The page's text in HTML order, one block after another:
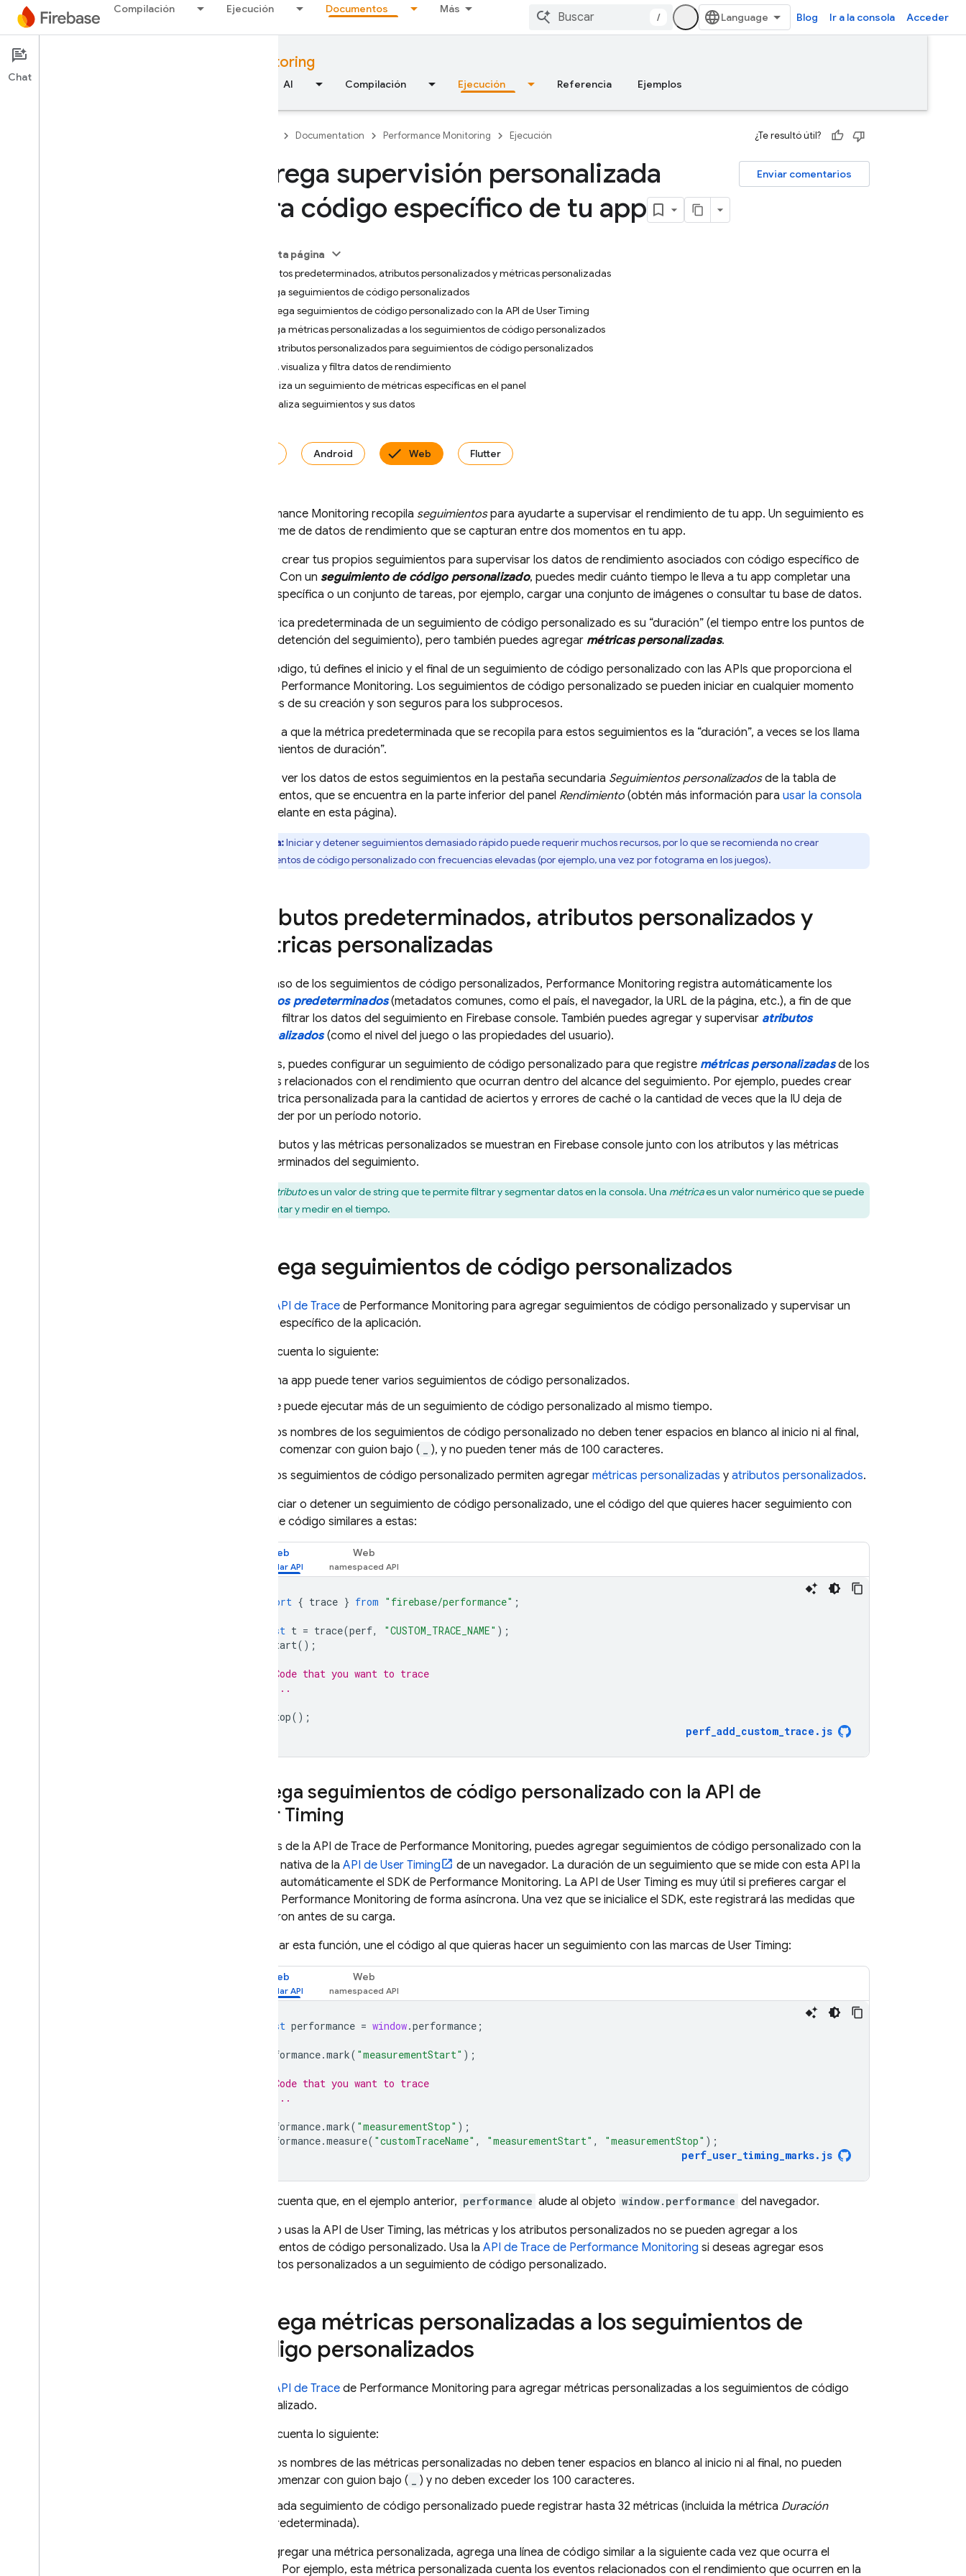
Compilación Ejecución Documentos Más
/ Blog Ir a la consola Acceder
Documentation Performance Monitoring
Descripción general AI Compilación Ejecución Referencia Ejemplos
Documentation Performance Monitoring Ejecución ¿Te resultó útil?
Enviar comentarios
Agrega supervisión personalizada
para código específico de tu app
En esta página
Atributos predeterminados, atributos personalizados y métricas personalizadas
Agrega seguimientos de código personalizados
Agrega seguimientos de código personalizado con la API de User Timing
Agrega métricas personalizadas a los seguimientos de código personalizados
Crea atributos personalizados para seguimientos de código personalizados
Sigue, visualiza y filtra datos de rendimiento
Realiza un seguimiento de métricas específicas en el panel
Visualiza seguimientos y sus datos
Android Web Flutter
Performance Monitoring recopila seguimientospara ayudarte a supervisar el rendimiento de tu app. Un seguimiento es
un informe de datos de rendimiento que se capturan entre dos momentos en tu app.
Puedes crear tus propios seguimientos para supervisar los datos de rendimiento asociados con código específico de
tu app. Con un seguimiento de código personalizado, puedes medir cuánto tiempo le lleva a tu app completar una
tarea específica o un conjunto de tareas, por ejemplo, cargar una conjunto de imágenes o consultar tu base de datos.
La métrica predeterminada de un seguimiento de código personalizado es su “duración” (el tiempo entre los puntos de
inicio y detención del seguimiento), pero también puedes agregar métricas personalizadas.
En el código, tú defines el inicio y el final de un seguimiento de código personalizado con las APIs que proporciona el
Performance Monitoring. Los seguimientos de código personalizado se pueden iniciar en cualquier momento
después de su creación y son seguros para los subprocesos.
Debido a que la métrica predeterminada que se recopila para estos seguimientos es la “duración”, a veces se los llama
“Seguimientos de duración”.
Puedes ver los datos de estos seguimientos en la pestaña secundaria Seguimientos personalizadosde la tabla de
seguimientos, que se encuentra en la parte inferior del panel Rendimiento (obtén más información para usar la consola
más adelante en esta página).
Nota:Iniciar y detener seguimientos demasiado rápido puede requerir muchos recursos, por lo que se recomienda no crear
seguimientos de código personalizado con frecuencias elevadas (por ejemplo, una vez por fotograma en los juegos).
Atributos predeterminados, atributos personalizados y
métricas personalizadas
En el caso de los seguimientos de código personalizados, Performance Monitoring registra automáticamente los
atributos predeterminados(metadatos comunes, como el país, el navegador, la URL de la página, etc.), a fin de que
puedas filtrar los datos del seguimiento en Firebase console. También puedes agregar y supervisar atributos
personalizados(como el nivel del juego o las propiedades del usuario).
Además, puedes configurar un seguimiento de código personalizado para que registre métricas personalizadasde los
eventos relacionados con el rendimiento que ocurran dentro del alcance del seguimiento. Por ejemplo, puedes crear
una métrica personalizada para la cantidad de aciertos y errores de caché o la cantidad de veces que la IU deja de
responder por un período notorio.
Los atributos y las métricas personalizados se muestran en Firebase console junto con los atributos y las métricas
predeterminados del seguimiento.
atributoes un valor de string que te permite filtrar y segmentar datos en la consola. Una métricaes un valor numérico que se puede
representar y medir en el tiempo.
Agrega seguimientos de código personalizados
API de Trace de Performance Monitoring para agregar seguimientos de código personalizado y supervisar un
código específico de la aplicación.
Ten en cuenta lo siguiente:
Una app puede tener varios seguimientos de código personalizados.
Se puede ejecutar más de un seguimiento de código personalizado al mismo tiempo.
Los nombres de los seguimientos de código personalizado no deben tener espacios en blanco al inicio ni al final,
ni comenzar con guion bajo (
), y no pueden tener más de 100 caracteres.
Los seguimientos de código personalizado permiten agregar métricas personalizadas y atributos personalizados.
Para iniciar o detener un seguimiento de código personalizado, une el código del que quieres hacer seguimiento con
líneas de código similares a estas:
Web Web
import { trace } from "firebase/performance" ;
const t = trace(perf, "CUSTOM_TRACE_NAME" );
start();
// Code that you want to trace
// ...
stop();
perf_add_custom_trace . js
Agrega seguimientos de código personalizado con la API de
User Timing
Además de la API de Trace de Performance Monitoring, puedes agregar seguimientos de código personalizado con la
versión nativa de la API de User Timing
de un navegador. La duración de un seguimiento que se mide con esta API la
recoge automáticamente el SDK de Performance Monitoring. La API de User Timing es muy útil si prefieres cargar el
Performance Monitoring de forma asíncrona. Una vez que se inicialice el SDK, este registrará las medidas que
ocurrieron antes de su carga.
Para usar esta función, une el código al que quieras hacer un seguimiento con las marcas de User Timing:
Web Web
const performance = window.performance ;
performance.mark( "measurementStart" );
// Code that you want to trace
// ...
performance.mark( "measurementStop" );
performance.measure( "customTraceName" , "measurementStart" , "measurementStop" );
perf_user_timing_marks. js
Ten en cuenta que, en el ejemplo anterior, performance alude al objeto window.performance del navegador.
Cuando usas la API de User Timing, las métricas y los atributos personalizados no se pueden agregar a los
seguimientos de código personalizado. Usa la API de Trace de Performance Monitoring si deseas agregar esos
elementos personalizados a un seguimiento de código personalizado.
Agrega métricas personalizadas a los seguimientos de
código personalizados
API de Trace de Performance Monitoring para agregar métricas personalizadas a los seguimientos de código
personalizado.
Ten en cuenta lo siguiente:
Los nombres de las métricas personalizadas no deben tener espacios en blanco al inicio ni al final, no pueden
comenzar con guion bajo (
) y no deben exceder los 100 caracteres.
Cada seguimiento de código personalizado puede registrar hasta 32 métricas (incluida la métrica Duración
predeterminada).
Para agregar una métrica personalizada, agrega una línea de código similar a la siguiente cada vez que ocurra el
evento. Por ejemplo, esta métrica personalizada cuenta los eventos relacionados con el rendimiento que ocurren en la
Chat